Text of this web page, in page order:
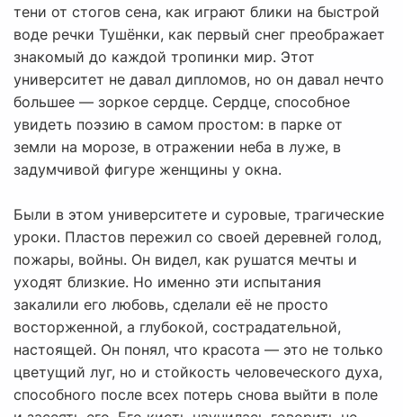
тени от стогов сена, как играют блики на быстрой
воде речки Тушёнки, как первый снег преображает
знакомый до каждой тропинки мир. Этот
университет не давал дипломов, но он давал нечто
большее — зоркое сердце. Сердце, способное
увидеть поэзию в самом простом: в парке от
земли на морозе, в отражении неба в луже, в
задумчивой фигуре женщины у окна.
Были в этом университете и суровые, трагические
уроки. Пластов пережил со своей деревней голод,
пожары, войны. Он видел, как рушатся мечты и
уходят близкие. Но именно эти испытания
закалили его любовь, сделали её не просто
восторженной, а глубокой, сострадательной,
настоящей. Он понял, что красота — это не только
цветущий луг, но и стойкость человеческого духа,
способного после всех потерь снова выйти в поле